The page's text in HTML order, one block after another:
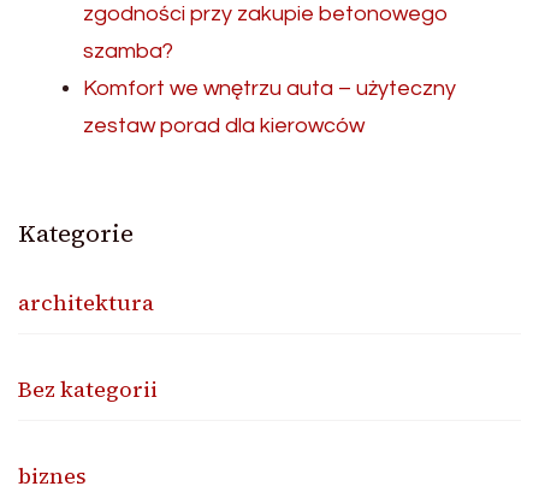
zgodności przy zakupie betonowego
szamba?
Komfort we wnętrzu auta – użyteczny
zestaw porad dla kierowców
Kategorie
architektura
Bez kategorii
biznes